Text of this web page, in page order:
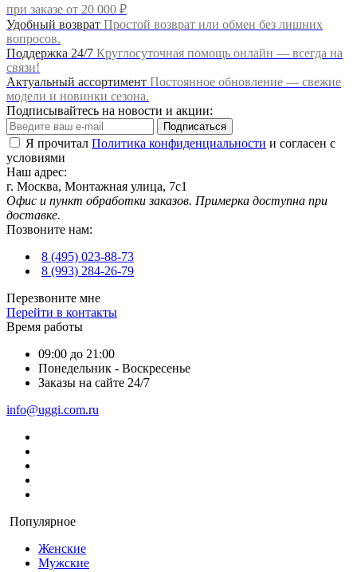
при заказе от 20 000 ₽
Удобный возврат Простой возврат или обмен без лишних
вопросов.
Поддержка 24/7 Круглосуточная помощь онлайн — всегда на
связи!
Актуальный ассортимент Постоянное обновление — свежие
модели и новинки сезона.
Подписывайтесь на новости и акции:
Подписаться
Я прочитал Политика конфиденциальности и согласен с
условиями
Наш адрес:
г. Москва, Монтажная улица, 7с1
Офис и пункт обработки заказов. Примерка доступна при
доставке.
Позвоните нам:
8 (495) 023-88-73
8 (993) 284-26-79
Перезвоните мне
Перейти в контакты
Время работы
09:00 до 21:00
Понедельник - Воскресенье
Заказы на сайте 24/7
info@uggi.com.ru
Популярное
Женские
Мужские